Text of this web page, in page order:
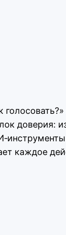
доверия:
каждое